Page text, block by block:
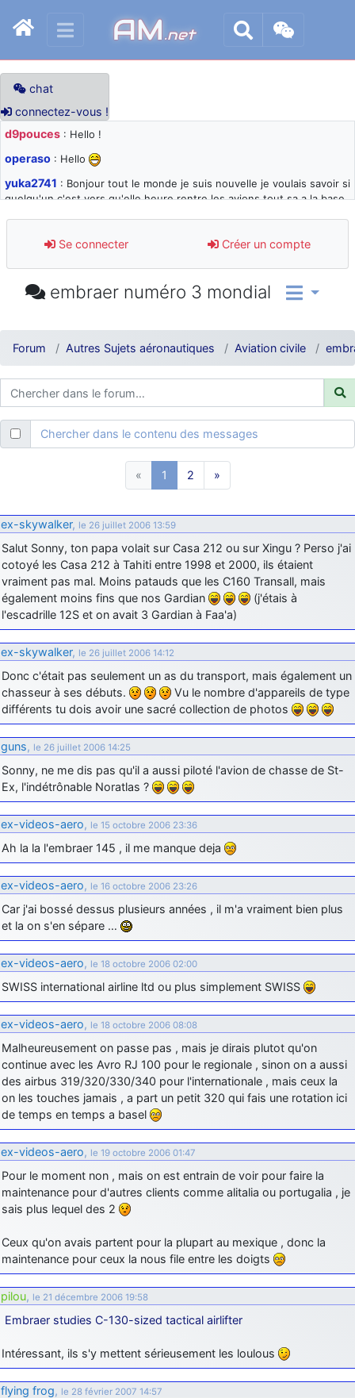
AM.net
chat
connectez-vous !
d9pouces : Hello !
operaso : Hello
yuka2741 : Bonjour tout le monde je suis nouvelle je voulais savoir si
quelqu'un c'est vers qu'elle heure rentre les avions tout sa a la base
d9pouces: désolé pour les quelques blocages du site ces derniers
jours : je teste des méthodes contre le spam et les bots trop nocifs
paxwax : Super, la nouvelle bannière
comprendre
d9pouces: ouakamois > si tu parles du sujet sur l'Armée de l'Air,
bien sûr que oui !
je suis un avion@,._,+: Bonjour je viens d'arriver il y a quelques
moi et quelques avions n'ont pas les mêmes noms qu'aujourd'hui
ouakamois: Bonjourà toutes et à tous.en espérantque ces
quelques images du Pays Basque vous auront plu ; Agur…
: Je me rattraperai à la Ferté samedi
fox_50: Bonjour, certains parmis vous étaient-ils présent au
meeting de Lann Bihoué de 2026 ?
cachée dans les pins : Coucou et excellente année 2026 à tous et
au site!
jericho: Bonne année et tous mes meilleurs voeux à tous pour
2026 !
little boy: je vous souhaite un bon réveillon pour cette nouvelle
année!
jericho: Merci D9pouces, à mon tour de souhaiter un Joyeux Noël
et de bonnes fêtes de fin d'année.
d9pouces: mais tu peux tenter l'un des rares lycées militaires
comme le Prytanée dans la Sarthe, ça ne peut pas faire de mal !
d9pouces
: C'est plutôt après le lycée, voire après une prépa
scientifique, tu as donc encore un peu de temps devant toi
yaellerigolow: bonjour a tous je suis un élève de première
passionnée par l'aviation militaire , pourrais je savoir que faire après
le lycée pour s'orienter et pouvoir devenir officier de l'armée de l'air?
d9pouces: lesquels, par exemple ?
mahmoud: bonsoir, très instructif ce site .mais nous aimerions avoir
les photo des anciens appareils de l'armée de l'air de la haute -volta
d9pouces: Ça me casse quand même bien les pieds, j’avoue
jericho : Pour moi tout est à nouveau OK dirait-on… Merci à toi.
d9pouces: En espérant n’avoir coupé les accessoires de personne
au passage !
d9pouces: j'ai trouvé un palliatif un peu violent, mais ça devrait aller
un peu mieux
d9pouces : cette fois, c'est le Brésil et Singapour qui mettent le site
par terre
jericho : Ah ben je peux te confirmer que j'étais resté dans le filtre…
d9pouces: Désolé ! Mon filtrage a été un peu trop violent
manifestement
tout voir
Se connecter Créer un compte
embraer numéro 3 mondial
Forum Autres Sujets aéronautiques Aviation civile
Chercher dans le contenu des messages
« 1 2 »
ex-skywalker, le 26 juillet 2006 13:59
Salut Sonny, ton papa volait sur Casa 212 ou sur Xingu ? Perso j'ai
cotoyé les Casa 212 à Tahiti entre 1998 et 2000, ils étaient
vraiment pas mal. Moins patauds que les C160 Transall, mais
également moins fins que nos Gardian
(j'étais à
l'escadrille 12S et on avait 3 Gardian à Faa'a)
ex-skywalker, le 26 juillet 2006 14:12
Donc c'était pas seulement un as du transport, mais également un
chasseur à ses débuts.
Vu le nombre d'appareils de type
différents tu dois avoir une sacré collection de photos
guns, le 26 juillet 2006 14:25
Sonny, ne me dis pas qu'il a aussi piloté l'avion de chasse de St-
Ex, l'indétrônable Noratlas ?
ex-videos-aero, le 15 octobre 2006 23:36
Ah la la l'embraer 145 , il me manque deja
ex-videos-aero, le 16 octobre 2006 23:26
Car j'ai bossé dessus plusieurs années , il m'a vraiment bien plus
et la on s'en sépare …
ex-videos-aero, le 18 octobre 2006 02:00
SWISS international airline ltd ou plus simplement SWISS
ex-videos-aero, le 18 octobre 2006 08:08
Malheureusement on passe pas , mais je dirais plutot qu'on
continue avec les Avro RJ 100 pour le regionale , sinon on a aussi
des airbus 319/320/330/340 pour l'internationale , mais ceux la
on les touches jamais , a part un petit 320 qui fais une rotation ici
de temps en temps a basel
ex-videos-aero, le 19 octobre 2006 01:47
Pour le moment non , mais on est entrain de voir pour faire la
maintenance pour d'autres clients comme alitalia ou portugalia , je
sais plus lequel des 2
Ceux qu'on avais partent pour la plupart au mexique , donc la
maintenance pour ceux la nous file entre les doigts
pilou, le 21 décembre 2006 19:58
Embraer studies C-130-sized tactical airlifter
Intéressant, ils s'y mettent sérieusement les loulous
flying frog, le 28 février 2007 14:57